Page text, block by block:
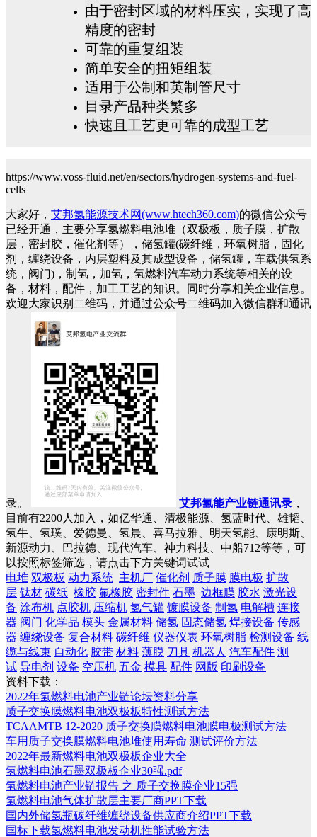
由于密封区域的材料压实，实现了高
精度的密封
可靠的重复组装
简单安全的扭矩组装
适用于公制和英制管尺寸
目录产品种类繁多
快速且工艺更可靠的成型工艺
https://www.voss-fluid.net/en/sectors/hydrogen-systems-and-fuel-
cells
大家好， 艾邦氢能源技术网(www.htech360.com)的微信公众号
已经开通，主要分享氢燃料电池堆（双极板，质子膜，扩散
层，密封胶，催化剂等），储氢罐(碳纤维，环氧树脂，固化
剂，缠绕设备，内层塑料及其成型设备，储氢罐，车载供氢系
统，阀门)，制氢，加氢，氢燃料汽车动力系统等相关的设
备，材料，配件，加工工艺的知识。同时分享相关企业信息。
欢迎大家识别二维码，并通过公众号二维码加入微信群和通讯
录。 艾邦氢能产业链通讯录 ，
目前有2200人加入，如亿华通、清极能源、氢蓝时代、雄韬、
氢牛、氢璞、爱德曼、氢晨、喜马拉雅、明天氢能、康明斯、
新源动力、巴拉德、现代汽车、神力科技、中船712等等，可
以按照标签筛选，请点击下方关键词试试
电堆 双极板 动力系统 主机厂 催化剂 质子膜 膜电极 扩散
层 钛材 碳纸 橡胶 氟橡胶 密封件 石墨 边框膜 胶水 激光设
备 涂布机 点胶机 压缩机 氢气罐 镀膜设备 制氢 电解槽 连接
器 阀门 化学品 模头 金属材料 储氢 固态储氢 焊接设备 传感
器 缠绕设备 复合材料 碳纤维 仪器仪表 环氧树脂 检测设备 线
缆与线束 自动化 胶带 材料 薄膜 刀具 机器人 汽车配件 测
试 导电剂 设备 空压机 五金 模具 配件 网版 印刷设备
资料下载：
2022年氢燃料电池产业链论坛资料分享
质子交换膜燃料电池双极板特性测试方法
TCAAMTB 12-2020 质子交换膜燃料电池膜电极测试方法
车用质子交换膜燃料电池堆使用寿命 测试评价方法
2022年最新燃料电池双极板企业大全
氢燃料电池石墨双极板企业30强.pdf
氢燃料电池产业链报告 之 质子交换膜企业15强
氢燃料电池气体扩散层主要厂商PPT下载
国内外储氢瓶碳纤维缠绕设备供应商介绍PPT下载
国标下载氢燃料电池发动机性能试验方法